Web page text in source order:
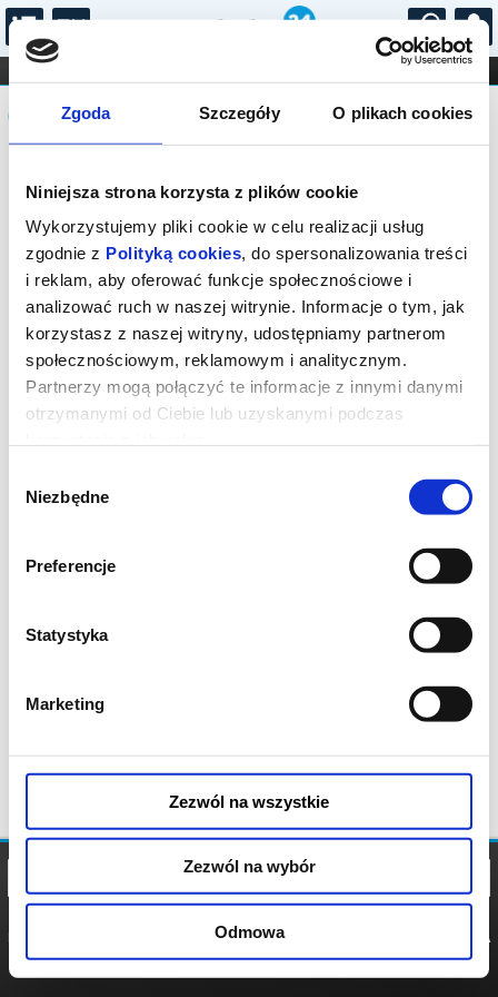
Zgoda Szczegóły O plikach cookies
Niniejsza strona korzysta z plików cookie
Wykorzystujemy pliki cookie w celu realizacji usług
zgodnie z Polityką cookies, do spersonalizowania treści
i reklam, aby oferować funkcje społecznościowe i
analizować ruch w naszej witrynie. Informacje o tym, jak
korzystasz z naszej witryny, udostępniamy partnerom
społecznościowym, reklamowym i analitycznym.
Partnerzy mogą połączyć te informacje z innymi danymi
otrzymanymi od Ciebie lub uzyskanymi podczas
zgody
Niezbędne
Preferencje
Statystyka
Marketing
Zezwól na wszystkie
Zezwól na wybór
Odmowa
...
FILHARMONIA OPERA I BALET
STAND-UP
DLA DZIECI
Komunikat
Sprzedaż on-line została zakończona,
sprawdź dostępność biletów w kasie.
Kontakt tel.: 18 544 74 72 lub e-mail:
kino@rabka.pl
POLITYKA
POLITYKA